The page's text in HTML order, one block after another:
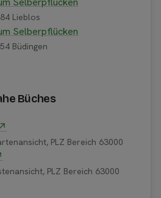
Lieblos
Selberpflücken
Büdingen
Büches
PLZ Bereich 63000
PLZ Bereich 63000